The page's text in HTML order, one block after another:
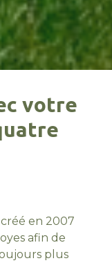
votre
en 2007
afin de
plus